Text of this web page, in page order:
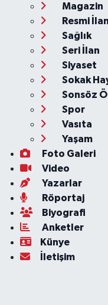
Magazin
Resmi
Sağlık
Seri İlan
Siyaset
Sokak
Sonsöz
Spor
Vasıta
Yaşam
Foto Galeri
Video
Yazarlar
Röportaj
Biyografi
Anketler
Künye
İletişim